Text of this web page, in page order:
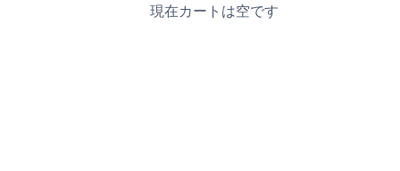
現在カートは空です